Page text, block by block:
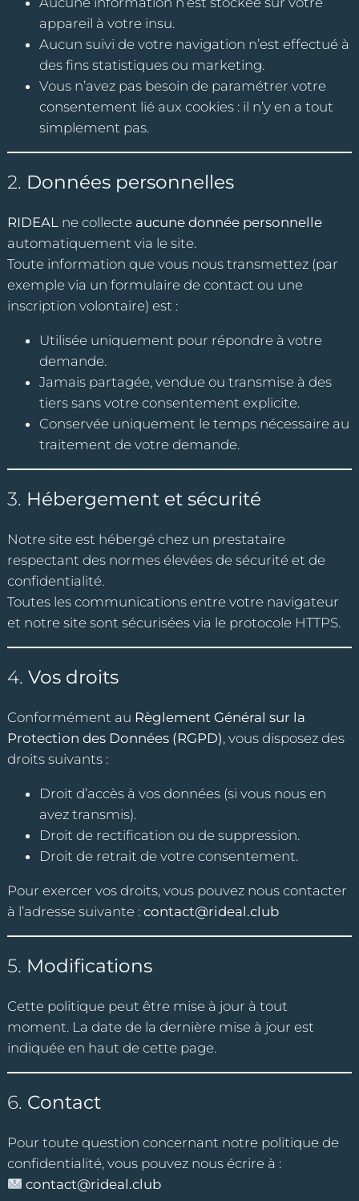
appareil à votre insu.
Aucun suivi de votre navigation n’est effectué à
des fins statistiques ou marketing.
Vous n’avez pas besoin de paramétrer votre
consentement lié aux cookies : il n’y en a tout
simplement pas.
2. Données personnelles
RIDEALne collecte aucune donnée personnelle
automatiquement via le site.
Toute information que vous nous transmettez (par
exemple via un formulaire de contact ou une
inscription volontaire) est :
Utilisée uniquement pour répondre à votre
demande.
Jamais partagée, vendue ou transmise à des
tiers sans votre consentement explicite.
Conservée uniquement le temps nécessaire au
traitement de votre demande.
3. Hébergement et sécurité
Notre site est hébergé chez un prestataire
respectant des normes élevées de sécurité et de
confidentialité.
Toutes les communications entre votre navigateur
et notre site sont sécurisées via le protocole HTTPS.
4. Vos droits
Conformément au Règlement Général sur la
Protection des Données (RGPD), vous disposez des
droits suivants :
Droit d’accès à vos données (si vous nous en
avez transmis).
Droit de rectification ou de suppression.
Droit de retrait de votre consentement.
Pour exercer vos droits, vous pouvez nous contacter
à l’adresse suivante : contact@rideal.club
5. Modifications
Cette politique peut être mise à jour à tout
moment. La date de la dernière mise à jour est
indiquée en haut de cette page.
6. Contact
Pour toute question concernant notre politique de
confidentialité, vous pouvez nous écrire à :
contact@rideal.club